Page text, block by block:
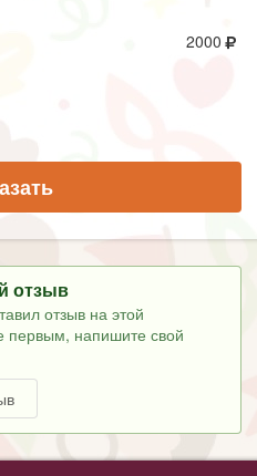
2000
отзыв
отзыв на этой
первым, напишите свой